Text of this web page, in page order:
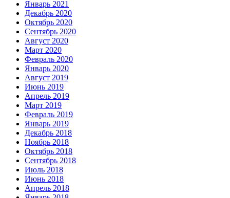
Январь 2021
Декабрь 2020
Октябрь 2020
Сентябрь 2020
Август 2020
Март 2020
Февраль 2020
Январь 2020
Август 2019
Июнь 2019
Апрель 2019
Март 2019
Февраль 2019
Январь 2019
Декабрь 2018
Ноябрь 2018
Октябрь 2018
Сентябрь 2018
Июль 2018
Июнь 2018
Апрель 2018